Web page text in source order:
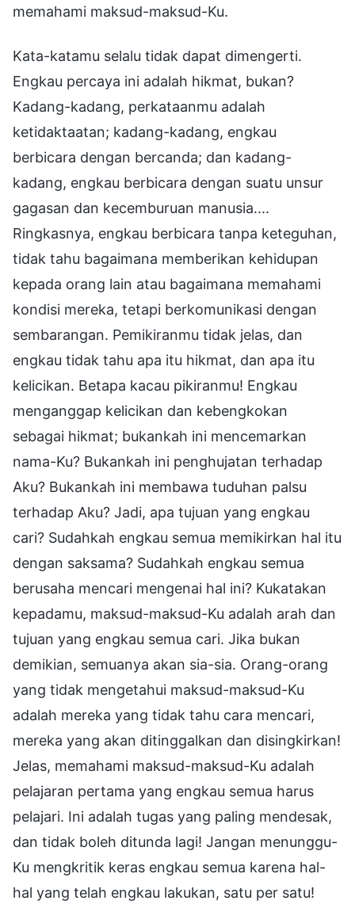
memahami maksud-maksud-Ku.
Kata-katamu selalu tidak dapat dimengerti.
Engkau percaya ini adalah hikmat, bukan?
Kadang-kadang, perkataanmu adalah
ketidaktaatan; kadang-kadang, engkau
berbicara dengan bercanda; dan kadang-
kadang, engkau berbicara dengan suatu unsur
gagasan dan kecemburuan manusia....
Ringkasnya, engkau berbicara tanpa keteguhan,
tidak tahu bagaimana memberikan kehidupan
kepada orang lain atau bagaimana memahami
kondisi mereka, tetapi berkomunikasi dengan
sembarangan. Pemikiranmu tidak jelas, dan
engkau tidak tahu apa itu hikmat, dan apa itu
kelicikan. Betapa kacau pikiranmu! Engkau
menganggap kelicikan dan kebengkokan
sebagai hikmat; bukankah ini mencemarkan
nama-Ku? Bukankah ini penghujatan terhadap
Aku? Bukankah ini membawa tuduhan palsu
terhadap Aku? Jadi, apa tujuan yang engkau
cari? Sudahkah engkau semua memikirkan hal itu
dengan saksama? Sudahkah engkau semua
berusaha mencari mengenai hal ini? Kukatakan
kepadamu, maksud-maksud-Ku adalah arah dan
tujuan yang engkau semua cari. Jika bukan
demikian, semuanya akan sia-sia. Orang-orang
yang tidak mengetahui maksud-maksud-Ku
adalah mereka yang tidak tahu cara mencari,
mereka yang akan ditinggalkan dan disingkirkan!
Jelas, memahami maksud-maksud-Ku adalah
pelajaran pertama yang engkau semua harus
pelajari. Ini adalah tugas yang paling mendesak,
dan tidak boleh ditunda lagi! Jangan menunggu-
Ku mengkritik keras engkau semua karena hal-
hal yang telah engkau lakukan, satu per satu!